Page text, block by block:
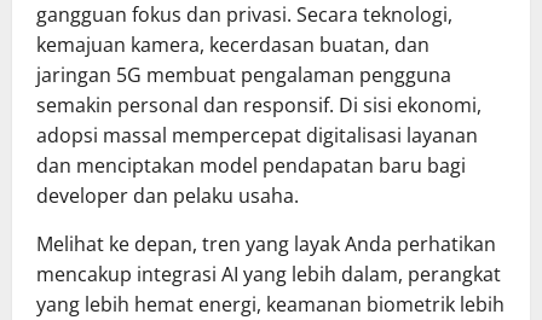
gangguan fokus dan privasi. Secara teknologi,
kemajuan kamera, kecerdasan buatan, dan
jaringan 5G membuat pengalaman pengguna
semakin personal dan responsif. Di sisi ekonomi,
adopsi massal mempercepat digitalisasi layanan
dan menciptakan model pendapatan baru bagi
developer dan pelaku usaha.
Melihat ke depan, tren yang layak Anda perhatikan
mencakup integrasi AI yang lebih dalam, perangkat
yang lebih hemat energi, keamanan biometrik lebih